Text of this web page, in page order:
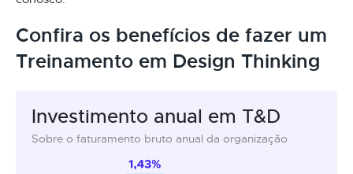
Confira os benefícios de fazer um
Treinamento em Design Thinking
Investimento anual em T&D
Sobre o faturamento bruto anual da organização